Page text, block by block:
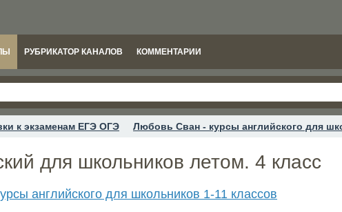
РУБРИКАТОР КАНАЛОВ КОММЕНТАРИИ
к экзаменам ЕГЭ ОГЭ Любовь Сван - курсы английского для
для школьников летом. 4 класс
английского для школьников 1-11 классов